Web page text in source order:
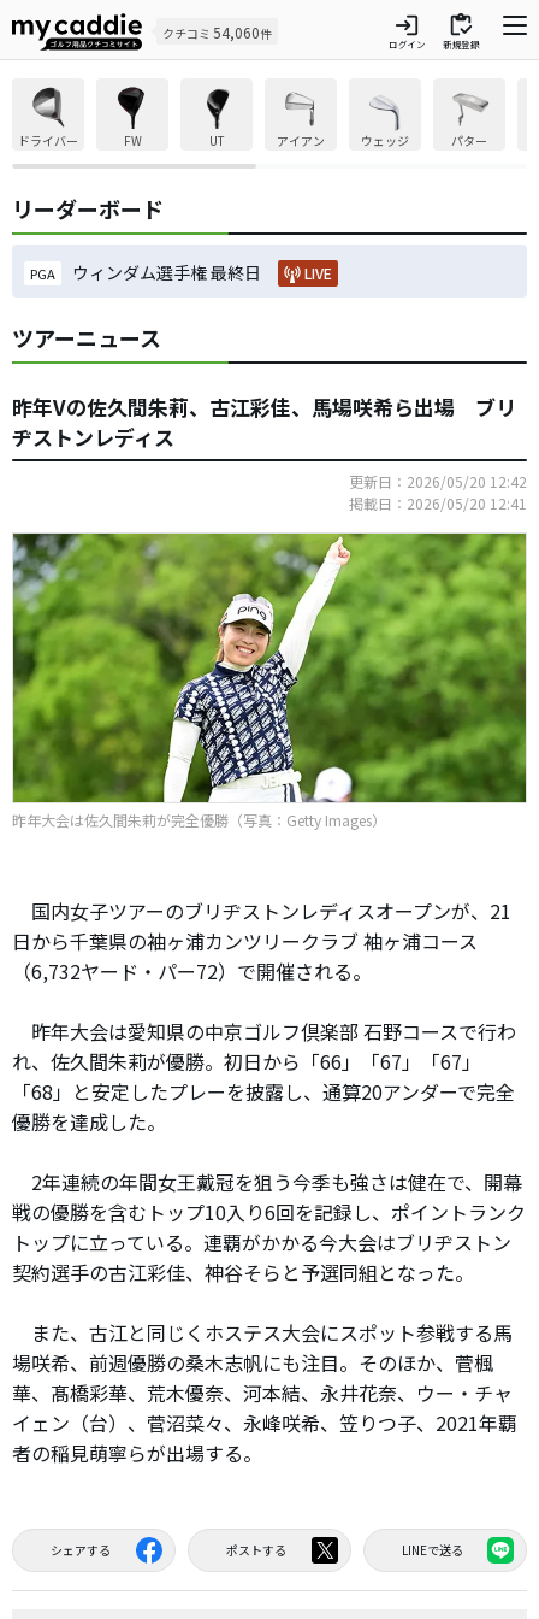
クチコミ 54,060件 login
ログイン
inventory
新規登録
ドライバー FW UT アイアン ウェッジ パター
リーダーボード
PGA ウィンダム選手権 最終日 LIVE
ツアーニュース
昨年Vの佐久間朱莉、古江彩佳、馬場咲希ら出場 ブリ
ヂストンレディス
更新日：2026/05/20 12:42
掲載日：2026/05/20 12:41
昨年大会は佐久間朱莉が完全優勝（写真：Getty Images）
国内女子ツアーのブリヂストンレディスオープンが、21
日から千葉県の袖ヶ浦カンツリークラブ 袖ヶ浦コース
（6,732ヤード・パー72）で開催される。
昨年大会は愛知県の中京ゴルフ倶楽部 石野コースで行わ
れ、佐久間朱莉が優勝。初日から「66」「67」「67」
「68」と安定したプレーを披露し、通算20アンダーで完全
優勝を達成した。
2年連続の年間女王戴冠を狙う今季も強さは健在で、開幕
戦の優勝を含むトップ10入り6回を記録し、ポイントランク
トップに立っている。連覇がかかる今大会はブリヂストン
契約選手の古江彩佳、神谷そらと予選同組となった。
また、古江と同じくホステス大会にスポット参戦する馬
場咲希、前週優勝の桑木志帆にも注目。そのほか、菅楓
華、髙橋彩華、荒木優奈、河本結、永井花奈、ウー・チャ
イェン（台）、菅沼菜々、永峰咲希、笠りつ子、2021年覇
者の稲見萌寧らが出場する。
シェアする ポストする LINEで送る